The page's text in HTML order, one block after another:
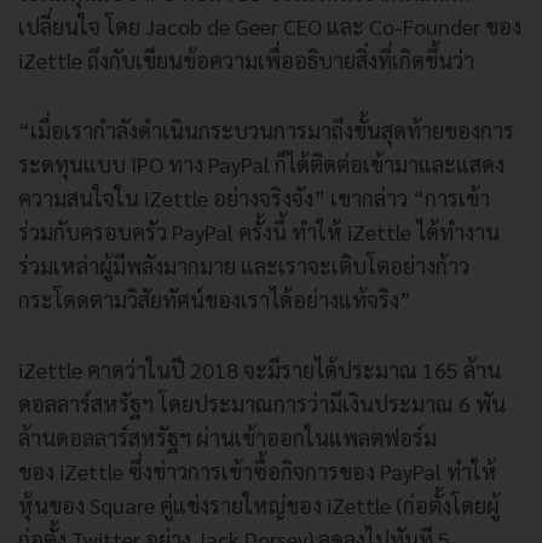
เปลี่ยนใจ โดย Jacob de Geer CEO และ Co-Founder ของ
iZettle ถึงกับเขียนข้อความเพื่ออธิบายสิ่งที่เกิดขึ้นว่า
“เมื่อเรากำลังดำเนินกระบวนการมาถึงขั้นสุดท้ายของการ
ระดทุนแบบ IPO ทาง PayPal ก็ได้ติดต่อเข้ามาและแสดง
ความสนใจใน iZettle อย่างจริงจัง” เขากล่าว “การเข้า
ร่วมกับครอบครัว PayPal ครั้งนี้ ทำให้ iZettle ได้ทำงาน
ร่วมเหล่าผู้มีพลังมากมาย และเราจะเติบโตอย่างก้าว
กระโดดตามวิสัยทัศน์ของเราได้อย่างแท้จริง”
iZettle คาดว่าในปี 2018 จะมีรายได้ประมาณ 165 ล้าน
ดอลลาร์สหรัฐฯ โดยประมาณการว่ามีเงินประมาณ 6 พัน
ล้านดอลลาร์สหรัฐฯ ผ่านเข้าออกในแพลตฟอร์ม
ของ iZettle ซึ่งข่าวการเข้าซื้อกิจการของ PayPal ทำให้
หุ้นของ Square คู่แข่งรายใหญ่ของ iZettle (ก่อตั้งโดยผู้